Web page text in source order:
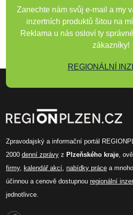
Zanechte nám svůj e-mail a my
inzertních produktů šitou na
Reklama u nás osloví ty
zákazníky!
REGIONÁLNÍ
Zpravodajský a informační portál
2000 denní zprávy z Plzeňského kraje,
firmy, kalendář akcí, nabídky práce a
účinnou a cenově dostupnou regionální
jednotlivce.